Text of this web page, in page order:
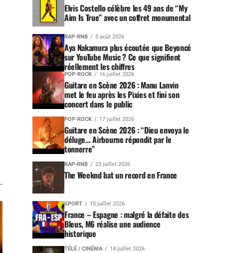
Elvis Costello célèbre les 49 ans de “My
Aim Is True” avec un coffret monumental
RAP-RNB 5 août 2026
Aya Nakamura plus écoutée que Beyoncé
sur YouTube Music ? Ce que signifient
réellement les chiffres
POP-ROCK 16 juillet 2026
Guitare en Scène 2026 : Manu Lanvin
met le feu après les Pixies et fini son
concert dans le public
POP-ROCK 17 juillet 2026
Guitare en Scène 2026 : “Dieu envoya le
déluge… Airbourne répondit par le
tonnerre”
RAP-RNB 23 juillet 2026
The Weeknd bat un record en France
SPORT 15 juillet 2026
France – Espagne : malgré la défaite des
Bleus, M6 réalise une audience
historique
TÉLÉ / CINÉMA 14 juillet 2026